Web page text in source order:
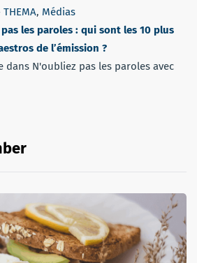
THEMA, Médias
pas les paroles : qui sont les 10 plus
de l’émission ?
dans N'oubliez pas les paroles avec